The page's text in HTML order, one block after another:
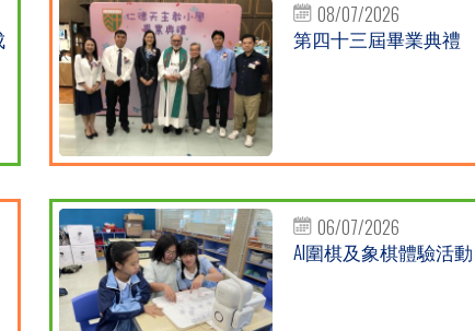
08/07/2026
第四十三屆畢業典禮
06/07/2026
AI圍棋及象棋體驗活動